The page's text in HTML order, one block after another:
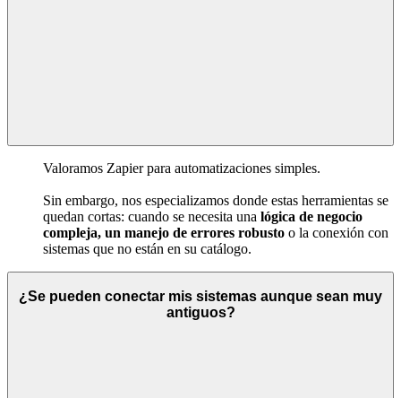
Valoramos Zapier para automatizaciones simples.
Sin embargo, nos especializamos donde estas herramientas se
quedan cortas: cuando se necesita una lógica de negocio
compleja, un manejo de errores robusto o la conexión con
sistemas que no están en su catálogo.
¿Se pueden conectar mis sistemas aunque sean muy
antiguos?